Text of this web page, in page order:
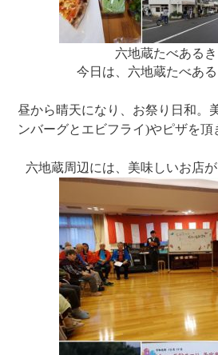
六地蔵たべあるき
今日は、六地蔵たべある
昼から晴天になり、お祭り日和。
ンバーグとエビフライ)やピザを頂
六地蔵周辺には、美味しいお店が